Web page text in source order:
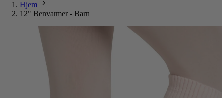
Hjem
12" Benvarmer - Barn